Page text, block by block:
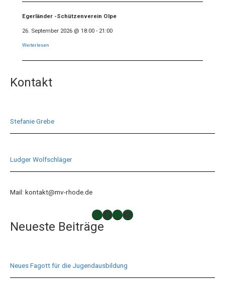
Egerländer -Schützenverein Olpe
26. September 2026 @ 18:00 - 21:00
Weiterlesen
Kontakt
Stefanie Grebe
Ludger Wolfschläger
Mail: kontakt@mv-rhode.de
TAKTLOS
Musikverein Rhode
Musikverein Rhode
YouTube
Neueste Beiträge
Neues Fagott für die Jugendausbildung